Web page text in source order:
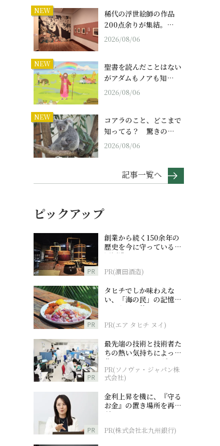
NEW
稀代の浮世絵師の作品
200点余りが集結。…
2026/08/06
NEW
聖書を読んだことはない
がアダムもノアも知…
2026/08/06
NEW
コアラのこと、どこまで
知ってる？ 驚きの…
2026/08/06
記事一覧へ
ピックアップ
PR
創業から続く150余年の
歴史を今に守っている濵
田酒造
PR(濵田酒造)
PR
タヒチでしか味わえな
い、「海の民」の記憶へ
とつながる旅
PR(エア タヒチ ヌイ)
PR
最先端の技術と技術者た
ちの熱い気持ちによって
作られているオーダーメ
イド補聴器
PR(ソノヴァ・ジャパン株
式会社)
PR
金利上昇を機に、『守る
お金』の置き場所を再検
討
PR(株式会社北九州銀行)